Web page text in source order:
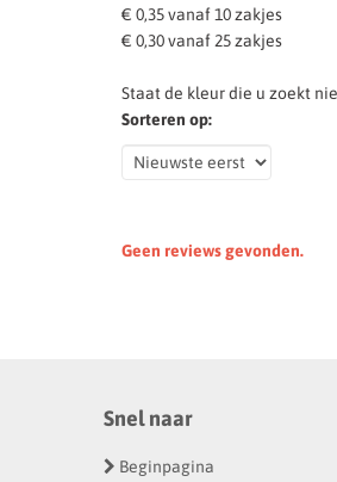
€ 0,35 vanaf 10 zakjes
€ 0,30 vanaf 25 zakjes
Staat de kleur die u zoekt
Sorteren op:
Geen reviews gevonden.
Snel naar
Beginpagina